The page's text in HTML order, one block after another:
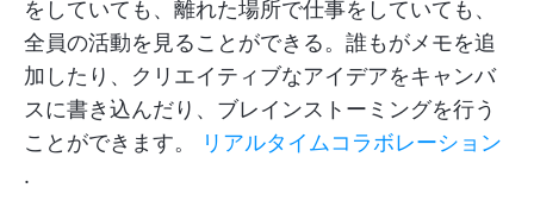
をしていても、離れた場所で仕事をしていても、
全員の活動を見ることができる。誰もがメモを追
加したり、クリエイティブなアイデアをキャンバ
スに書き込んだり、ブレインストーミングを行う
ことができます。
リアルタイムコラボレーション
.